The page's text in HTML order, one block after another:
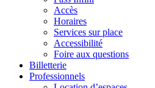
Accès
Horaires
Services sur place
Accessibilité
Foire aux questions
Billetterie
Professionnels